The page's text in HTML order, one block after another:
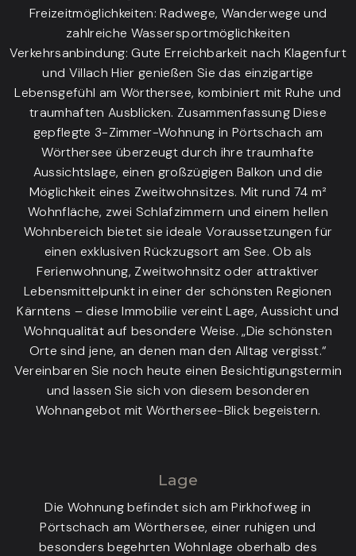
Freizeitmöglichkeiten: Radwege, Wanderwege und
zahlreiche Wassersportmöglichkeiten
Verkehrsanbindung: Gute Erreichbarkeit nach Klagenfurt
und Villach Hier genießen Sie das einzigartige
Lebensgefühl am Wörthersee, kombiniert mit Ruhe und
traumhaften Ausblicken. Zusammenfassung Diese
gepflegte 3-Zimmer-Wohnung in Pörtschach am
Wörthersee überzeugt durch ihre traumhafte
Aussichtslage, einen großzügigen Balkon und die
Möglichkeit eines Zweitwohnsitzes. Mit rund 74 m²
Wohnfläche, zwei Schlafzimmern und einem hellen
Wohnbereich bietet sie ideale Voraussetzungen für
einen exklusiven Rückzugsort am See. Ob als
Ferienwohnung, Zweitwohnsitz oder attraktiver
Lebensmittelpunkt in einer der schönsten Regionen
Kärntens – diese Immobilie vereint Lage, Aussicht und
Wohnqualität auf besondere Weise. „Die schönsten
Orte sind jene, an denen man den Alltag vergisst.“
Vereinbaren Sie noch heute einen Besichtigungstermin
und lassen Sie sich von diesem besonderen
Wohnangebot mit Wörthersee-Blick begeistern.
Lage
Die Wohnung befindet sich am Pirkhofweg in
Pörtschach am Wörthersee, einer ruhigen und
besonders begehrten Wohnlage oberhalb des